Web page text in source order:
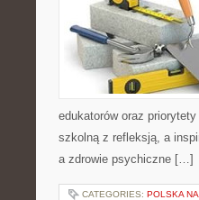
edukatorów oraz
szkolną z refleksją, a
a zdrowie psychiczne […]
CATEGORIES: POLSKA